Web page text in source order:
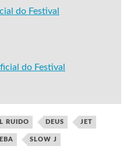
RUIDO DEUS JET
SLOW J